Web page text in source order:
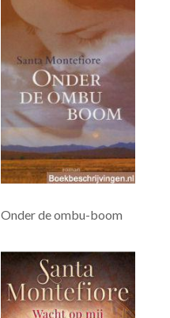
Onder de ombu-boom